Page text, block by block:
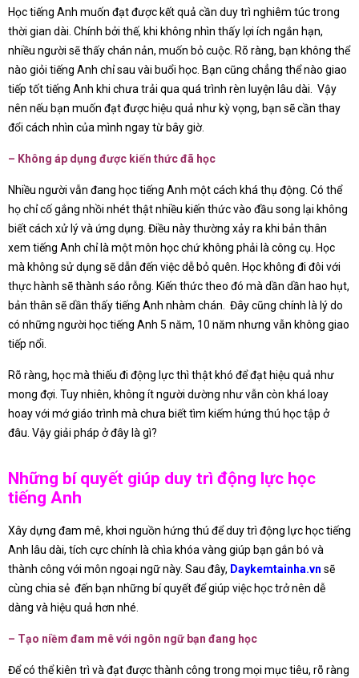
Học tiếng Anh muốn đạt được kết quả cần duy trì nghiêm túc trong
thời gian dài. Chính bởi thế, khi không nhìn thấy lợi ích ngắn hạn,
nhiều người sẽ thấy chán nản, muốn bỏ cuộc. Rõ ràng, bạn không thể
nào giỏi tiếng Anh chỉ sau vài buổi học. Bạn cũng chẳng thể nào giao
tiếp tốt tiếng Anh khi chưa trải qua quá trình rèn luyện lâu dài. Vậy
nên nếu bạn muốn đạt được hiệu quả như kỳ vọng, bạn sẽ cần thay
đổi cách nhìn của mình ngay từ bây giờ.
– Không áp dụng được kiến thức đã học
Nhiều người vẫn đang học tiếng Anh một cách khá thụ động. Có thể
họ chỉ cố gắng nhồi nhét thật nhiều kiến thức vào đầu song lại không
biết cách xử lý và ứng dụng. Điều này thường xảy ra khi bản thân
xem tiếng Anh chỉ là một môn học chứ không phải là công cụ. Học
mà không sử dụng sẽ dẫn đến việc dễ bỏ quên. Học không đi đôi với
thực hành sẽ thành sáo rỗng. Kiến thức theo đó mà dần dần hao hụt,
bản thân sẽ dần thấy tiếng Anh nhàm chán. Đây cũng chính là lý do
có những người học tiếng Anh 5 năm, 10 năm nhưng vẫn không giao
tiếp nổi.
Rõ ràng, học mà thiếu đi động lực thì thật khó để đạt hiệu quả như
mong đợi. Tuy nhiên, không ít người dường như vẫn còn khá loay
hoay với mớ giáo trình mà chưa biết tìm kiếm hứng thú học tập ở
đâu. Vậy giải pháp ở đây là gì?
Những bí quyết giúp duy trì động lực học
tiếng Anh
Xây dựng đam mê, khơi nguồn hứng thú để duy trì động lực học tiếng
Anh lâu dài, tích cực chính là chìa khóa vàng giúp bạn gắn bó và
thành công với môn ngoại ngữ này. Sau đây, Daykemtainha.vn sẽ
cùng chia sẻ đến bạn những bí quyết để giúp việc học trở nên dễ
dàng và hiệu quả hơn nhé.
– Tạo niềm đam mê với ngôn ngữ bạn đang học
Để có thể kiên trì và đạt được thành công trong mọi mục tiêu, rõ ràng